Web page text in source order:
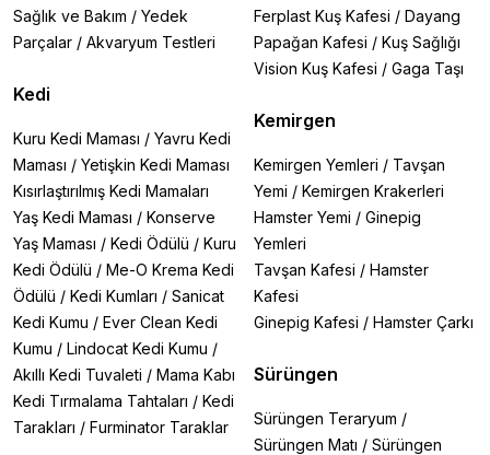
Sağlık ve Bakım / Yedek
Parçalar / Akvaryum Testleri
Kedi
Kuru Kedi Maması / Yavru Kedi
Maması / Yetişkin Kedi Maması
Kısırlaştırılmış Kedi Mamaları
Yaş Kedi Maması / Konserve
Yaş Maması / Kedi Ödülü / Kuru
Kedi Ödülü / Me-O Krema Kedi
Ödülü / Kedi Kumları / Sanicat
Kedi Kumu / Ever Clean Kedi
Kumu / Lindocat Kedi Kumu /
Akıllı Kedi Tuvaleti / Mama Kabı
Kedi Tırmalama Tahtaları / Kedi
Tarakları / Furminator Taraklar
Ferplast Kuş Kafesi / Dayang
Papağan Kafesi / Kuş Sağlığı
Vision Kuş Kafesi / Gaga Taşı
Kemirgen
Kemirgen Yemleri / Tavşan
Yemi / Kemirgen Krakerleri
Hamster Yemi / Ginepig
Yemleri
Tavşan Kafesi / Hamster
Kafesi
Ginepig Kafesi / Hamster Çarkı
Sürüngen
Sürüngen Teraryum /
Sürüngen Matı / Sürüngen